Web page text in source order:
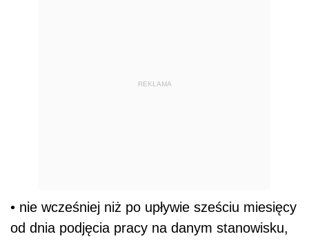
REKLAMA
• nie wcześniej niż po upływie sześciu miesięcy
od dnia podjęcia pracy na danym stanowisku,